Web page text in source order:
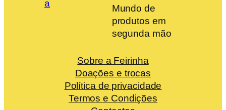
Mundo de
produtos em
segunda mão
Sobre a Feirinha
Doações e trocas
Política de privacidade
Termos e Condições